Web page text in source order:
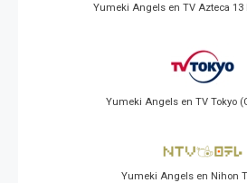
Yumeki Angels en TV Azteca 13
Yumeki Angels en TV Tokyo
Yumeki Angels en Nihon